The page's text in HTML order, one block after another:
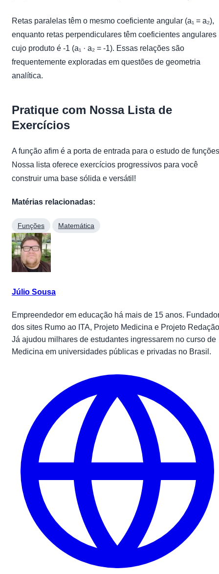
Retas paralelas têm o mesmo coeficiente angular (a₁ = a₂),
enquanto retas perpendiculares têm coeficientes angulares
cujo produto é -1 (a₁ · a₂ = -1). Essas relações são
frequentemente exploradas em questões de geometria
analítica.
Pratique com Nossa Lista de
Exercícios
A função afim é a porta de entrada para o estudo de
Nossa lista oferece exercícios progressivos para você
construir uma base sólida e versátil!
Matérias relacionadas:
Funções Matemática
Júlio Sousa
Empreendedor em educação há mais de 15 anos.
dos sites Rumo ao ITA, Projeto Medicina e Projeto
Já ajudou milhares de estudantes ingressarem no curso de
Medicina em universidades públicas e privadas no Brasil.